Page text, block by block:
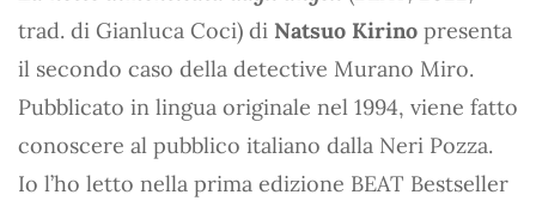
trad. di Gianluca Coci) di Natsuo Kirino presenta
il secondo caso della detective Murano Miro.
Pubblicato in lingua originale nel 1994, viene fatto
conoscere al pubblico italiano dalla Neri Pozza.
Io l’ho letto nella prima edizione BEAT Bestseller